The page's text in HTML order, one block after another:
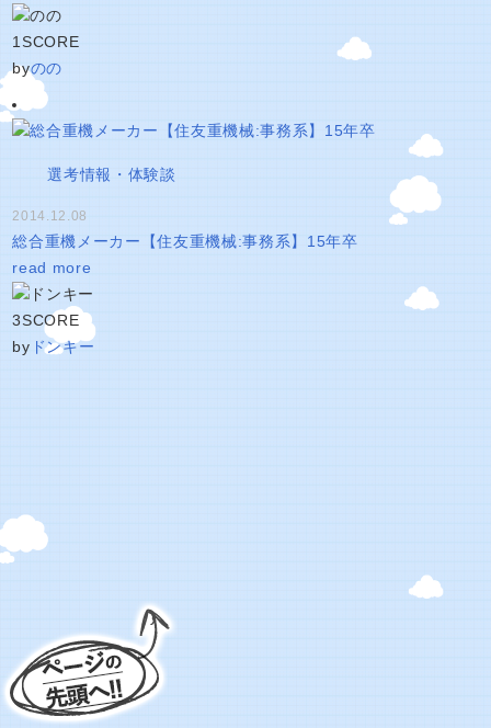
1SCORE
byのの
選考情報・体験談
2014.12.08
総合重機メーカー【住友重機械:事務系】15年卒
read more
3SCORE
by ドンキー